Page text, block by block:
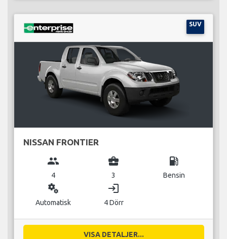
SUV
NISSAN FRONTIER
group
4
business_center
3
local_gas_station
Bensin
miscellaneous_services
Automatisk
login
4 Dörr
VISA DETALJER...